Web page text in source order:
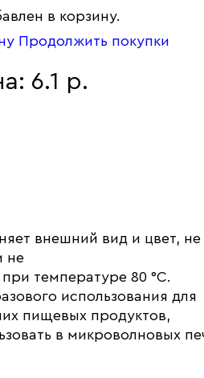
в корзину.
Продолжить покупки
6.1 р.
внешний вид и цвет, не
не
температуре 80 °С.
использования для
пищевых продуктов,
в микроволновых